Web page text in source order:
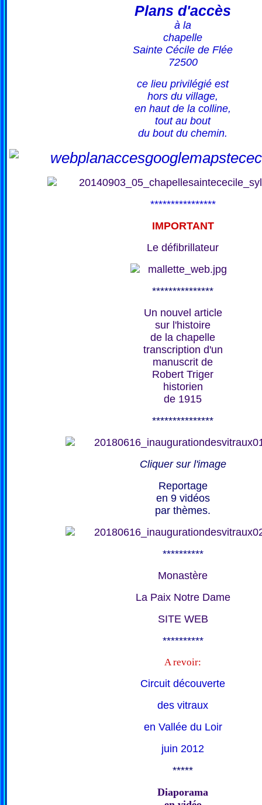
Plans d'accès
à la
chapelle
Sainte Cécile de Flée
72500
ce lieu privilégié est
hors du village,
en haut de la colline,
tout au bout
du bout du chemin.
****************
IMPORTANT
Le défibrillateur
***************
Un nouvel article
sur l'histoire
de la chapelle
transcription d'un
manuscrit de
Robert Triger
historien
de 1915
***************
Cliquer sur l'image
Reportage
en 9 vidéos
par thèmes.
**********
Monastère
La Paix Notre Dame
SITE WEB
**********
A revoir:
Circuit découverte
des vitraux
en Vallée du Loir
juin 2012
*****
Diaporama